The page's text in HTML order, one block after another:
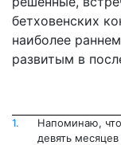
бетховенских
наиболее
развитым в
1.
Напоминаю,
девять